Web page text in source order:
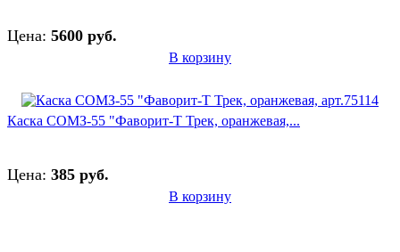
Цена: 5600 руб.
В корзину
Каска СОМЗ-55 "Фаворит-Т Трек, оранжевая,...
Цена: 385 руб.
В корзину